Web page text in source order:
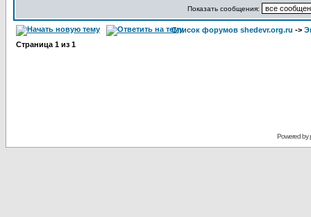
Показать сообщения:
Список форумов shedevr.org.ru ->
Страница 1 из 1
Powered by